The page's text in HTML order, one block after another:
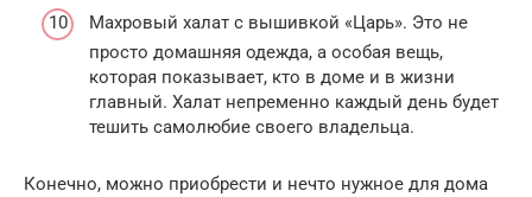
Махровый халат с вышивкой «Царь». Это не
просто домашняя одежда, а особая вещь,
которая показывает, кто в доме и в жизни
главный. Халат непременно каждый день будет
тешить самолюбие своего владельца.
Конечно, можно приобрести и нечто нужное для дома